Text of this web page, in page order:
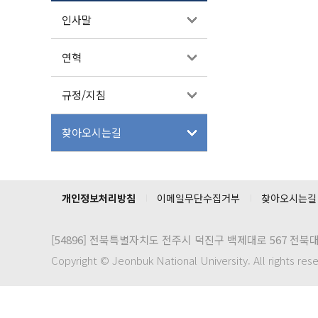
인사말
연혁
규정/지침
찾아오시는길
개인정보처리방침 이메일무단수집거부 찾아오시는길
[54896] 전북특별자치도 전주시 덕진구 백제대로 567 전북
Copyright © Jeonbuk National University. All rights